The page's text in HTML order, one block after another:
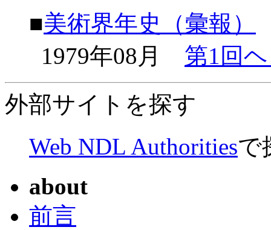
■美術界年史（彙報）
1979年08月 第1回
外部サイトを探す
Web NDL Authoritiesで
about
前言